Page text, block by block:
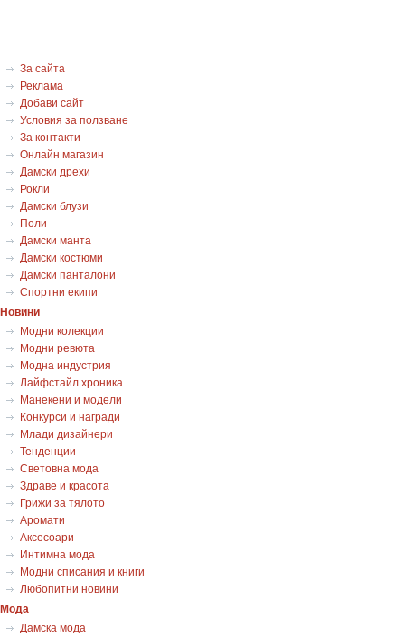
За сайта
Реклама
Добави сайт
Условия за ползване
За контакти
Онлайн магазин
Дамски дрехи
Рокли
Дамски блузи
Поли
Дамски манта
Дамски костюми
Дамски панталони
Спортни екипи
Новини
Модни колекции
Модни ревюта
Модна индустрия
Лайфстайл хроника
Манекени и модели
Конкурси и награди
Млади дизайнери
Тенденции
Световна мода
Здраве и красота
Грижи за тялото
Аромати
Аксесоари
Интимна мода
Модни списания и книги
Любопитни новини
Мода
Дамска мода